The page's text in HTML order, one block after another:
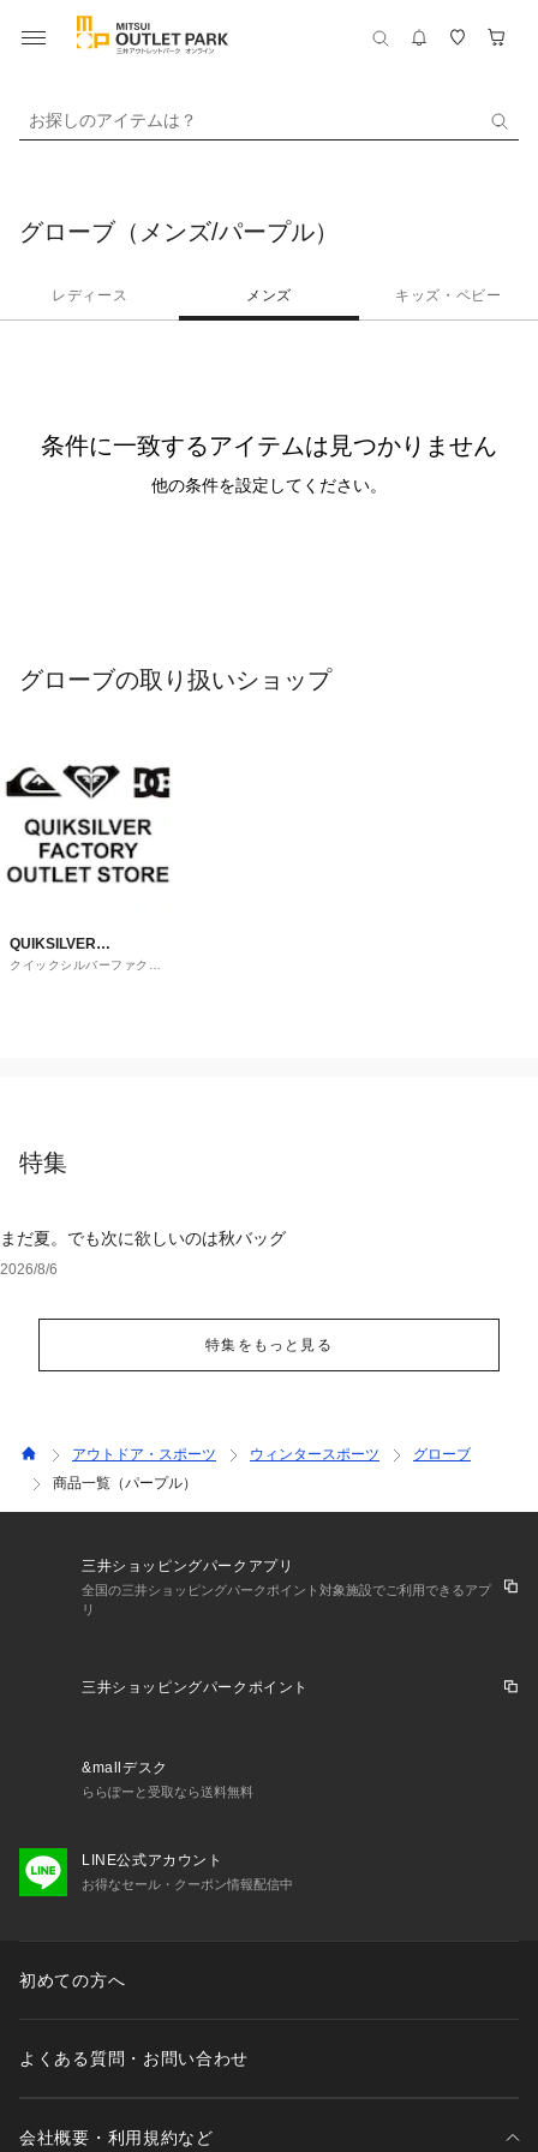
お探しのアイテムは？
グローブ（メンズ/パープル）
レディース メンズ キッズ・ベビー
条件に一致するアイテムは見つかりません
他の条件を設定してください。
グローブの取り扱いショップ
QUIKSILVER
FACTORY OUTLET
クイックシルバーファクト
特集
まだ夏。でも次に欲しいのは秋バッグ
2026/8/6
特集をもっと見る
アウトドア・スポーツ ウィンタースポーツ
グローブ
商品一覧（パープル）
三井ショッピングパークアプリ
全国の三井ショッピングパークポイント対象施設でご利用できるアプ
リ
三井ショッピングパークポイント
&mallデスク
ららぽーと受取なら送料無料
LINE公式アカウント
お得なセール・クーポン情報配信中
初めての方へ
よくある質問・お問い合わせ
会社概要・利用規約など